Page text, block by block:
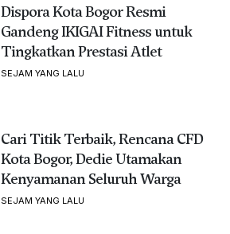
Dispora Kota Bogor Resmi
Gandeng IKIGAI Fitness untuk
Tingkatkan Prestasi Atlet
SEJAM YANG LALU
Cari Titik Terbaik, Rencana CFD
Kota Bogor, Dedie Utamakan
Kenyamanan Seluruh Warga
SEJAM YANG LALU